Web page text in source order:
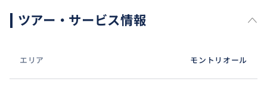
ツアー・サービス情報
エリア モントリオール